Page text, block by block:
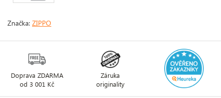
Značka: ZIPPO
Doprava ZDARMA
od 3 001 Kč
Záruka
originality